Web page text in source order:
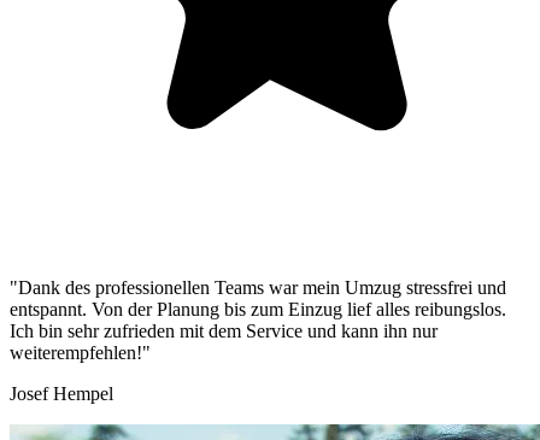
"Dank des professionellen Teams war mein Umzug stressfrei und
entspannt. Von der Planung bis zum Einzug lief alles reibungslos.
Ich bin sehr zufrieden mit dem Service und kann ihn nur
weiterempfehlen!"
Josef Hempel